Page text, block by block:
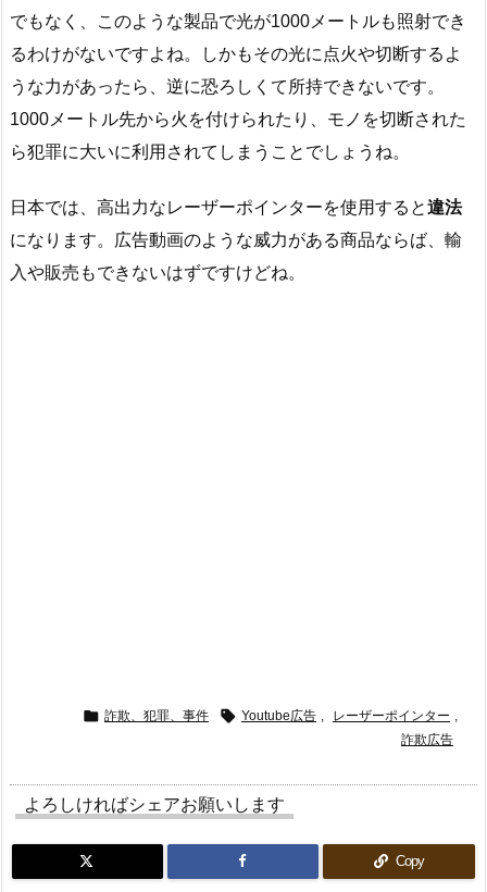
でもなく、このような製品で光が1000メートルも照射でき
るわけがないですよね。しかもその光に点火や切断するよ
うな力があったら、逆に恐ろしくて所持できないです。
1000メートル先から火を付けられたり、モノを切断された
ら犯罪に大いに利用されてしまうことでしょうね。
日本では、高出力なレーザーポインターを使用すると違法
になります。広告動画のような威力がある商品ならば、輸
入や販売もできないはずですけどね。
 詐欺、犯罪、事件  Youtube広告 , レーザーポインター ,
詐欺広告
よろしければシェアお願いします
Copy